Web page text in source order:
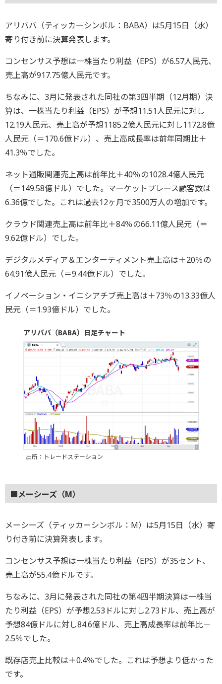
アリババ（ティッカーシンボル：BABA）は5月15日（水）
寄り付き前に決算発表します。
コンセンサス予想は一株当たり利益（EPS）が6.57人民元、
売上高が917.75億人民元です。
ちなみに、3月に発表された同社の第3四半期（12月期）決
算は、一株当たり利益（EPS）が予想11.51人民元に対し
12.19人民元、売上高が予想1185.2億人民元に対し1172.8億
人民元（＝170.6億ドル）、売上高成長率は前年同期比＋
41.3％でした。
ネット通販関連売上高は前年比＋40％の1028.4億人民元
（＝149.58億ドル）でした。マーケットプレース顧客数は
6.36億でした。これは過去12ヶ月で3500万人の増加です。
クラウド関連売上高は前年比＋84％の66.11億人民元（＝
9.62億ドル）でした。
デジタルメディア＆エンターティメント売上高は＋20％の
64.91億人民元（＝9.44億ドル）でした。
イノベーション・イニシアチブ売上高は＋73％の13.33億人
民元（＝1.93億ドル）でした。
アリババ（BABA）日足チャート
出所：トレードステーション
■メーシーズ（M）
メーシーズ（ティッカーシンボル：M）は5月15日（水）寄
り付き前に決算発表します。
コンセンサス予想は一株当たり利益（EPS）が35セント、
売上高が55.4億ドルです。
ちなみに、3月に発表された同社の第4四半期決算は一株当
たり利益（EPS）が予想2.53ドルに対し2.73ドル、売上高が
予想84億ドルに対し84.6億ドル、売上高成長率は前年比－
2.5％でした。
既存店売上比較は＋0.4％でした。これは予想より低かった
です。